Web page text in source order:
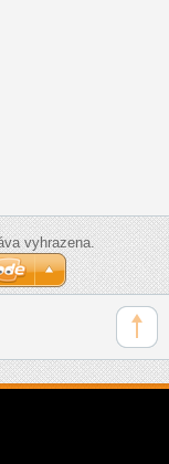
vyhrazena.